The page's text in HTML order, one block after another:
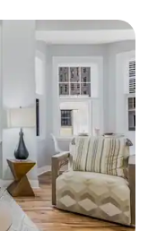
arasında